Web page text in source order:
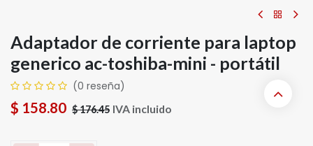
Adaptador de corriente para laptop
generico ac-toshiba-mini - portátil
(0 reseña)
$ 158.80 $176.45 IVA incluido